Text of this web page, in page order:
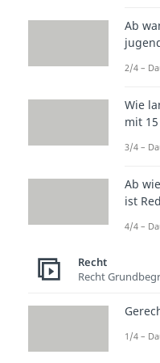
dann,
das
Beispiel
Folge
kannst
400 €
wenn es
du
tust,
Ab
2/4 –
Wie
mit
3/4 –
Ab
ist
4/4 –
Recht
Recht
1/4 –